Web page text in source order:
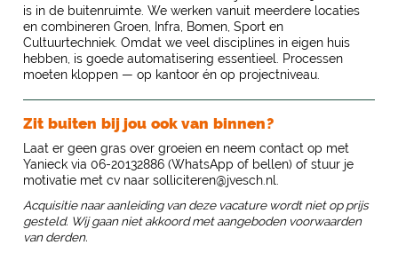
is in de buitenruimte. We werken vanuit meerdere locaties
en combineren Groen, Infra, Bomen, Sport en
Cultuurtechniek. Omdat we veel disciplines in eigen huis
hebben, is goede automatisering essentieel. Processen
moeten kloppen — op kantoor én op projectniveau.
Zit buiten bij jou ook van binnen?
Laat er geen gras over groeien en neem contact op met
Yanieck via 06-20132886 (WhatsApp of bellen) of stuur je
motivatie met cv naarsolliciteren@jvesch.nl.
Acquisitie naar aanleiding van deze vacature wordt niet op prijs
gesteld. Wij gaan niet akkoord met aangeboden voorwaarden
van derden.